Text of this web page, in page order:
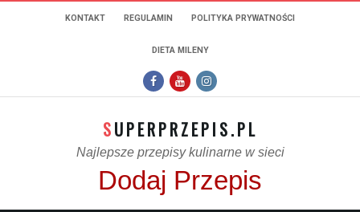
KONTAKT REGULAMIN POLITYKA PRYWATNOŚCI
DIETA MILENY
SUPERPRZEPIS.PL
Najlepsze przepisy kulinarne w sieci
Dodaj Przepis